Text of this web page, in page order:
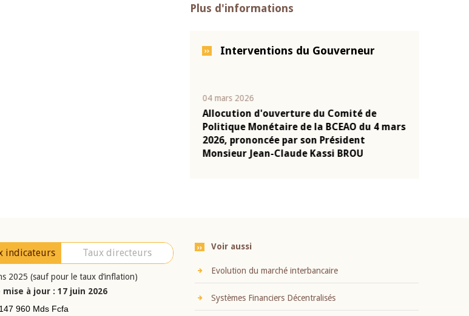
Plus d'informations
Interventions du Gouverneur
04 mars 2026
Allocution d'ouverture du Comité de
Politique Monétaire de la BCEAO du 4 mars
2026, prononcée par son Président
Monsieur Jean-Claude Kassi BROU
indicateurs Taux directeurs
2025 (sauf pour le taux d’inflation)
à jour : 17 juin 2026
960 Mds Fcfa
Voir aussi
Evolution du marché interbancaire
Systèmes Financiers Décentralisés